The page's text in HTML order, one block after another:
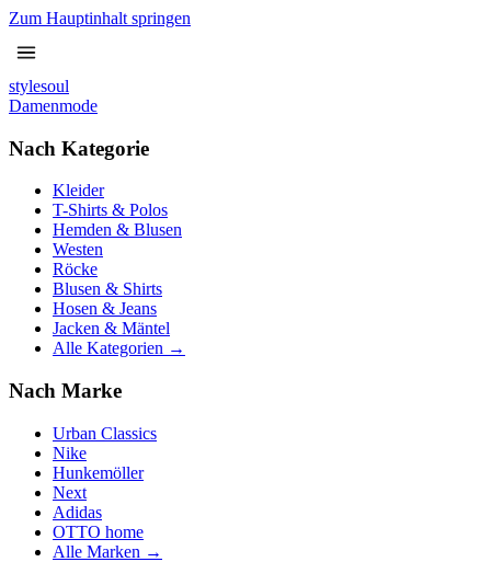
Zum Hauptinhalt springen
stylesoul
Damenmode
Nach Kategorie
Kleider
T-Shirts & Polos
Hemden & Blusen
Westen
Röcke
Blusen & Shirts
Hosen & Jeans
Jacken & Mäntel
Alle Kategorien →
Nach Marke
Urban Classics
Nike
Hunkemöller
Next
Adidas
OTTO home
Alle Marken →